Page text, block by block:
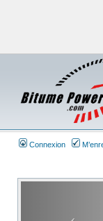
Connexion